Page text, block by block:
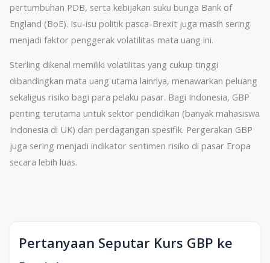
pertumbuhan PDB, serta kebijakan suku bunga Bank of
England (BoE). Isu-isu politik pasca-Brexit juga masih sering
menjadi faktor penggerak volatilitas mata uang ini.
Sterling dikenal memiliki volatilitas yang cukup tinggi
dibandingkan mata uang utama lainnya, menawarkan peluang
sekaligus risiko bagi para pelaku pasar. Bagi Indonesia, GBP
penting terutama untuk sektor pendidikan (banyak mahasiswa
Indonesia di UK) dan perdagangan spesifik. Pergerakan GBP
juga sering menjadi indikator sentimen risiko di pasar Eropa
secara lebih luas.
Pertanyaan Seputar Kurs GBP ke